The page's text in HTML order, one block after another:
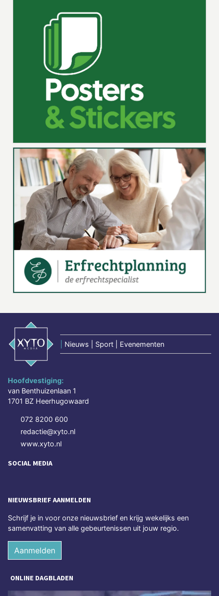
Nieuws | Sport | Evenementen
Hoofdvestiging:
van Benthuizenlaan 1
1701 BZ Heerhugowaard
072 8200 600
redactie@xyto.nl
www.xyto.nl
SOCIAL MEDIA
NIEUWSBRIEF AANMELDEN
Schrijf je in voor onze nieuwsbrief en krijg wekelijks een
samenvatting van alle gebeurtenissen uit jouw regio.
Aanmelden
ONLINE DAGBLADEN